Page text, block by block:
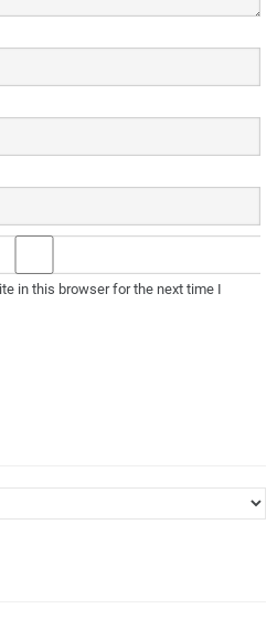
in this browser for the next time I